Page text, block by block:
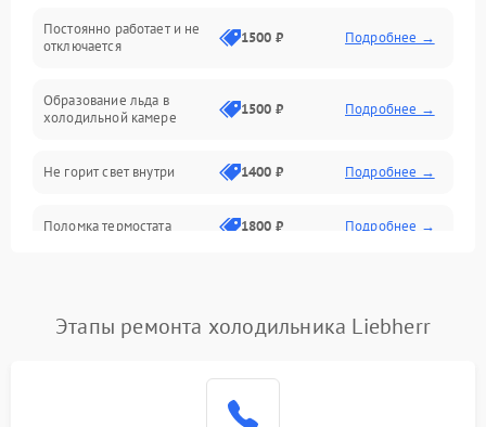
Постоянно работает и не
отключается
1500 ₽ Подробнее →
Образование льда в
холодильной камере
1500 ₽ Подробнее →
Не горит свет внутри 1400 ₽ Подробнее →
Поломка термостата 1800 ₽ Подробнее →
Поломка системы No Frost 2600 ₽ Подробнее →
Этапы ремонта холодильника Liebherr